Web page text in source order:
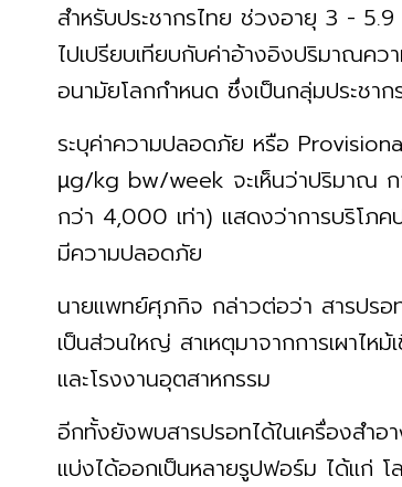
สำหรับประชากรไทย ช่วงอายุ 3 -
ไปเปรียบเทียบกับค่าอ้างอิงปริมาณคว
อนามัยโลกกำหนด ซึ่งเป็นกลุ่มประชา
ระบุค่าความปลอดภัย หรือ
µg/kg bw/week จะเห็นว่าปริมาณ
กว่า 4,000 เท่า) แสดงว่าการบริโภค
มีความปลอดภัย
นายแพทย์ศุภกิจ กล่าวต่อว่า สารปร
เป็นส่วนใหญ่ สาเหตุมาจากการเผาไห
และโรงงานอุตสาหกรรม
อีกทั้งยังพบสารปรอทได้ในเครื่องสำอ
แบ่งได้ออกเป็นหลายรูปฟอร์ม ได้แก่ โ